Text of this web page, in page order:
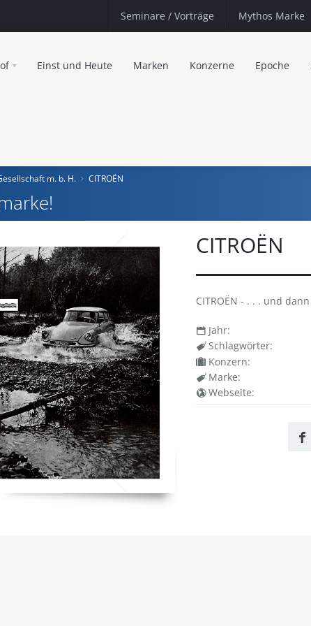
Seminare / Vorträge Mythos Marke
Einst und Heute Marken Konzerne Epoche
m. b. H. CITROËN
CITROËN
CITROËN - . . . und
Jahr:
Schlagwörter:
Konzern:
Marke:
Webseite: